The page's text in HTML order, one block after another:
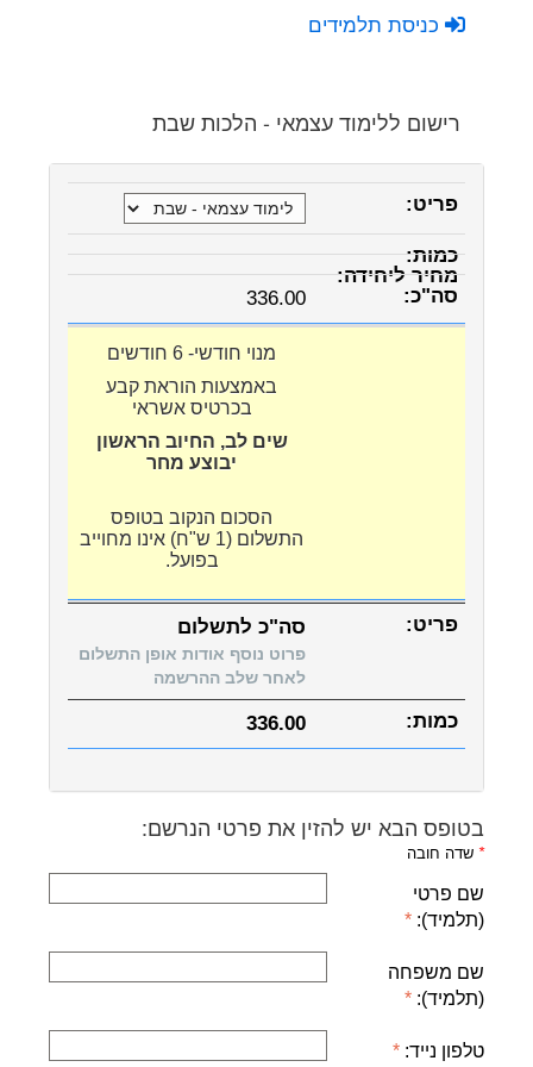
כניסת תלמידים
רישום ללימוד עצמאי - הלכות שבת
336.00
מנוי חודשי- 6 חודשים
באמצעות הוראת קבע
בכרטיס אשראי
שים לב, החיוב הראשון
יבוצע מחר
הסכום הנקוב בטופס
התשלום (1 ש"ח) אינו מחוייב
בפועל.
סה"כ לתשלום
פרוט נוסף אודות אופן התשלום
לאחר שלב ההרשמה
336.00
בטופס הבא יש להזין את פרטי הנרשם:
* שדה חובה
שם פרטי
(תלמיד):
שם משפחה
(תלמיד):
טלפון נייד: